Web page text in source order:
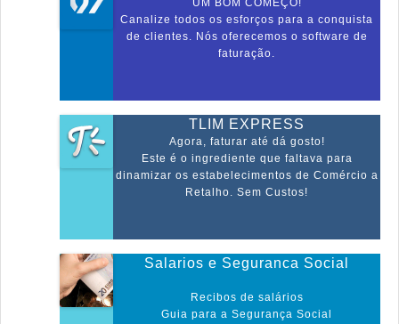
UM BOM COMEÇO!
Canalize todos os esforços para a conquista
de clientes. Nós oferecemos o software de
faturação.
TLIM EXPRESS
Agora, faturar até dá gosto!
Este é o ingrediente que faltava para
dinamizar os estabelecimentos de Comércio a
Retalho. Sem Custos!
Salarios e Seguranca Social
Recibos de salários
Guia para a Segurança Social